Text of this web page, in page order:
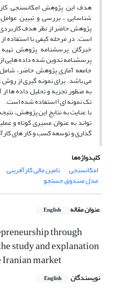
هدف این پژوهش امکانسنجی
شناسایی ، بررسی و تبیین
پژوهش حاضر از نظر هدف
است. در مرحله کیفی با استفاده
خبرگان پرسشنامه پژوهش
پرسشنامه تدوین شده داده هایی
جامعه آماری پژوهش حاضر، شامل
می باشد. برای نمونه گیری از
به منظور تجزیه و تحلیل داده ها
تک نمونه ای) استفاده شده است.
با عنایت به نتایج این پژوهش،
تواند به عنوان مسیری کوتاه و
گذاری و توسعه کسب و کار های
کلیدواژه‌ها
امکانسنجی
تامین مالی کارآفرینی
مدل صندوق جستجو
عنوان مقاله English
through
study and explanation
market
نویسندگان English